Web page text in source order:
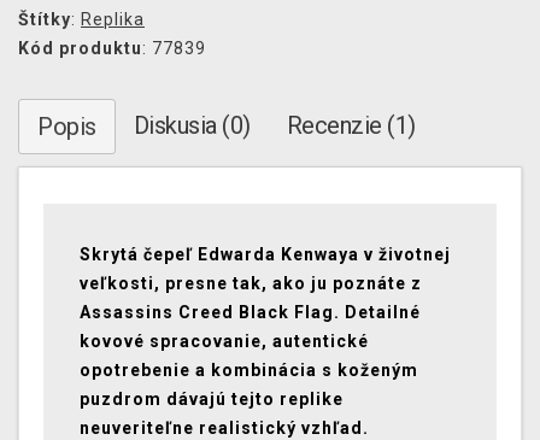
Štítky: Replika
Kód produktu: 77839
Popis Diskusia (0) Recenzie (1)
Skrytá čepeľ Edwarda Kenwaya v životnej
veľkosti, presne tak, ako ju poznáte z
Assassins Creed Black Flag. Detailné
kovové spracovanie, autentické
opotrebenie a kombinácia s koženým
puzdrom dávajú tejto replike
neuveriteľne realistický vzhľad.